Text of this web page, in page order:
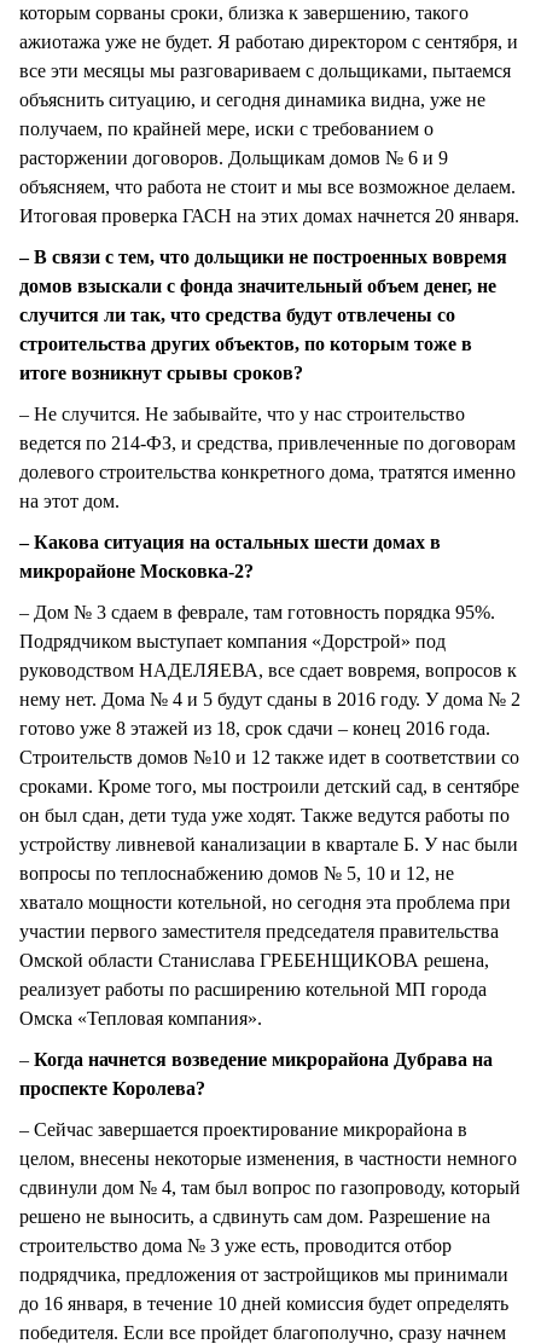
которым сорваны сроки, близка к завершению, такого
ажиотажа уже не будет. Я работаю директором с сентября, и
все эти месяцы мы разговариваем с дольщиками, пытаемся
объяснить ситуацию, и сегодня динамика видна, уже не
получаем, по крайней мере, иски с требованием о
расторжении договоров. Дольщикам домов № 6 и 9
объясняем, что работа не стоит и мы все возможное делаем.
Итоговая проверка ГАСН на этих домах начнется 20 января.
– В связи с тем, что дольщики не построенных вовремя
домов взыскали с фонда значительный объем денег, не
случится ли так, что средства будут отвлечены со
строительства других объектов, по которым тоже в
итоге возникнут срывы сроков?
– Не случится. Не забывайте, что у нас строительство
ведется по 214-ФЗ, и средства, привлеченные по договорам
долевого строительства конкретного дома, тратятся именно
на этот дом.
– Какова ситуация на остальных шести домах в
микрорайоне Московка-2?
– Дом № 3 сдаем в феврале, там готовность порядка 95%.
Подрядчиком выступает компания «Дорстрой» под
руководством НАДЕЛЯЕВА, все сдает вовремя, вопросов к
нему нет. Дома № 4 и 5 будут сданы в 2016 году. У дома № 2
готово уже 8 этажей из 18, срок сдачи – конец 2016 года.
Строительств домов №10 и 12 также идет в соответствии со
сроками. Кроме того, мы построили детский сад, в сентябре
он был сдан, дети туда уже ходят. Также ведутся работы по
устройству ливневой канализации в квартале Б. У нас были
вопросы по теплоснабжению домов № 5, 10 и 12, не
хватало мощности котельной, но сегодня эта проблема при
участии первого заместителя председателя правительства
Омской области Станислава ГРЕБЕНЩИКОВА решена,
реализует работы по расширению котельной МП города
Омска «Тепловая компания».
– Когда начнется возведение микрорайона Дубрава на
проспекте Королева?
– Сейчас завершается проектирование микрорайона в
целом, внесены некоторые изменения, в частности немного
сдвинули дом № 4, там был вопрос по газопроводу, который
решено не выносить, а сдвинуть сам дом. Разрешение на
строительство дома № 3 уже есть, проводится отбор
подрядчика, предложения от застройщиков мы принимали
до 16 января, в течение 10 дней комиссия будет определять
победителя. Если все пройдет благополучно, сразу начнем